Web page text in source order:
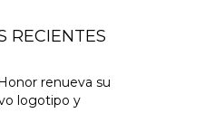
RECIENTES
renueva su
logotipo y